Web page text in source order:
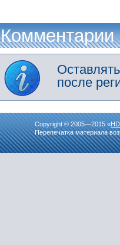
Комментарии
после
Copyright © 2005—2015 «
Перепечатка материала